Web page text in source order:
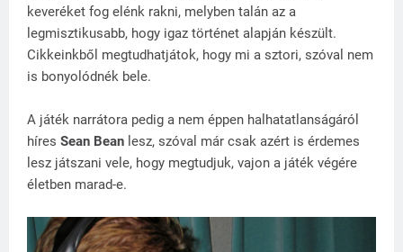
keveréket fog elénk rakni, melyben talán az a
legmisztikusabb, hogy igaz történet alapján készült.
Cikkeinkből megtudhatjátok, hogy mi a sztori, szóval nem
is bonyolódnék bele.
A játék narrátora pedig a nem éppen halhatatlanságáról
híres Sean Bean lesz, szóval már csak azért is érdemes
lesz játszani vele, hogy megtudjuk, vajon a játék végére
életben marad-e.